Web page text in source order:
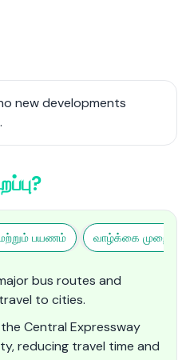
new developments
பயணம் வாழ்க்கை முறை
bus routes and
to cities.
Central Expressway
reducing travel time and